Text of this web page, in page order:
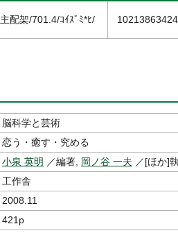
主配架/701.4/ｺｲｽﾞﾐ*ﾋ/ 10213863424
脳科学と芸術
恋う・癒す・究める
小泉 英明 ／編著, 岡ノ谷 一夫 ／[ほか]
工作舎
2008.11
421p